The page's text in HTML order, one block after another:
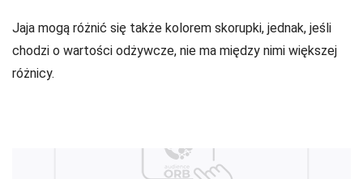
Jaja mogą różnić się także kolorem skorupki, jednak, jeśli
chodzi o wartości odżywcze, nie ma między nimi większej
różnicy.